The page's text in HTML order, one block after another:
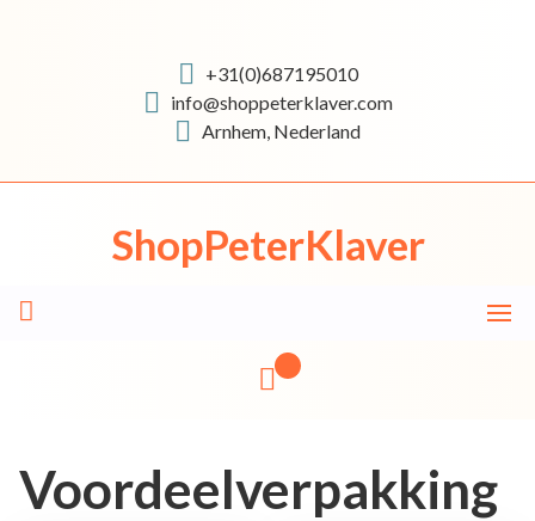
+31(0)687195010
info@shoppeterklaver.com
Arnhem, Nederland
ShopPeterKlaver
Voordeelverpakking